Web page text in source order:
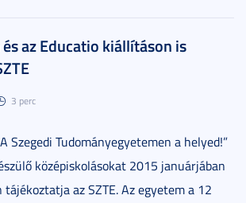
az Educatio kiállításon is
3 perc
Szegedi Tudományegyetemen a helyed!”
középiskolásokat 2015 januárjában
az SZTE. Az egyetem a 12